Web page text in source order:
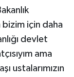
için daha
devlet
ama
ustalarımızın